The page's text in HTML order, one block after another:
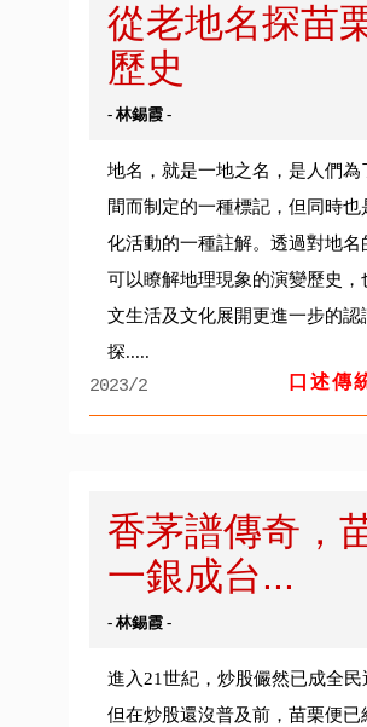
從老地名探苗
歷史
- 林錫霞 -
地名，就是一地之名，是人們為
間而制定的一種標記，但同時也
化活動的一種註解。透過對地名
可以瞭解地理現象的演變歷史，
文生活及文化展開更進一步的認
探.....
2023/2
口述傳
香茅譜傳奇，
一銀成台...
- 林錫霞 -
進入21世紀，炒股儼然已成全民
但在炒股還沒普及前，苗栗便已